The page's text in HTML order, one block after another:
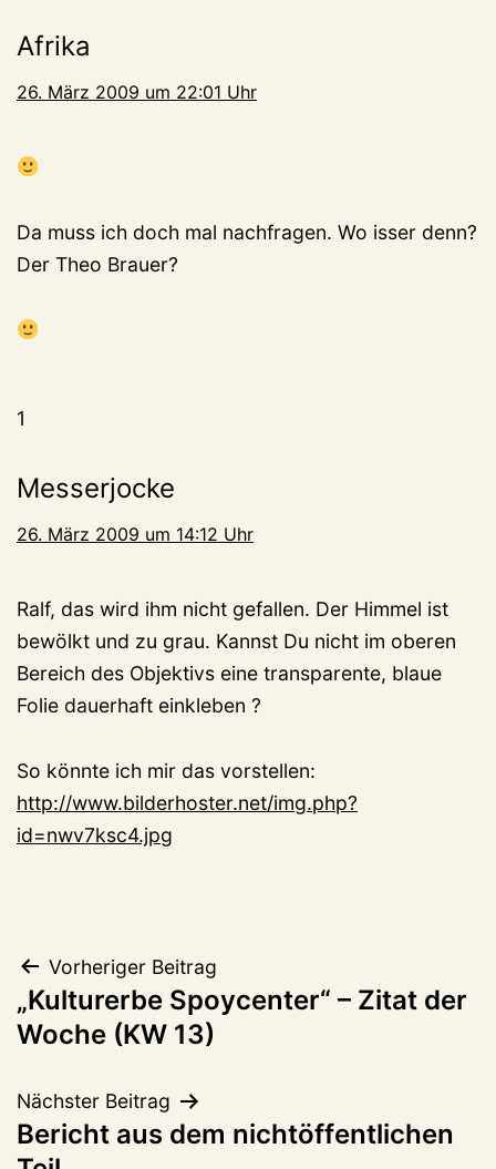
Afrika
26. März 2009 um 22:01 Uhr
Da muss ich doch mal nachfragen. Wo isser denn?
Der Theo Brauer?
1
Messerjocke
26. März 2009 um 14:12 Uhr
Ralf, das wird ihm nicht gefallen. Der Himmel ist
bewölkt und zu grau. Kannst Du nicht im oberen
Bereich des Objektivs eine transparente, blaue
Folie dauerhaft einkleben ?
So könnte ich mir das vorstellen:
http://www.bilderhoster.net/img.php?
id=nwv7ksc4.jpg
Beitragsnavigation
Vorheriger Beitrag
„Kulturerbe Spoycenter“ – Zitat der
Woche (KW 13)
Nächster Beitrag
Bericht aus dem nichtöffentlichen